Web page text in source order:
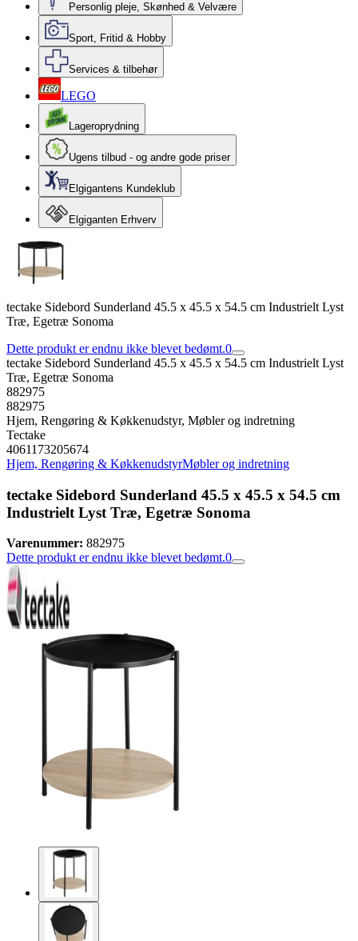
Personlig pleje, Skønhed & Velvære
Sport, Fritid & Hobby
Services & tilbehør
LEGO
Lageroprydning
Ugens tilbud - og andre gode priser
Elgigantens Kundeklub
Elgiganten Erhverv
tectake Sidebord Sunderland 45.5 x 45.5 x 54.5 cm Industrielt Lyst
Træ, Egetræ Sonoma
Dette produkt er endnu ikke blevet bedømt.0
tectake Sidebord Sunderland 45.5 x 45.5 x 54.5 cm Industrielt Lyst
Træ, Egetræ Sonoma
882975
882975
Hjem, Rengøring & Køkkenudstyr, Møbler og indretning
Tectake
4061173205674
Hjem, Rengøring & KøkkenudstyrMøbler og indretning
tectake Sidebord Sunderland 45.5 x 45.5 x 54.5 cm
Industrielt Lyst Træ, Egetræ Sonoma
Varenummer: 882975
Dette produkt er endnu ikke blevet bedømt.0